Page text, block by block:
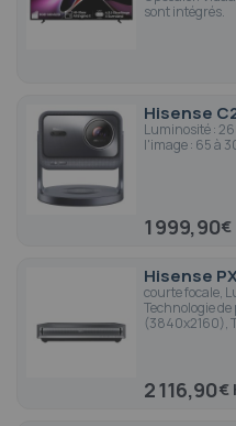
sont intégrés.
Hisense
Luminosité :
l'image : 65 à
1 999,90€
Hisense
courte focale,
Technologie de
(3840x2160),
2 116,90€